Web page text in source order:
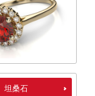
坦桑石